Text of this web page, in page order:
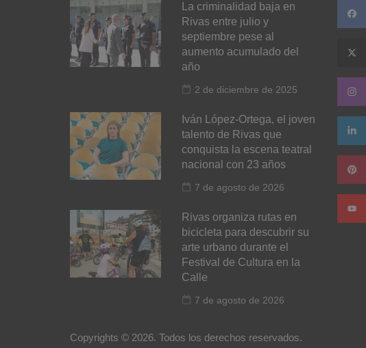
La criminalidad baja en
Rivas entre julio y
septiembre pese al
aumento acumulado del
año
2 de diciembre de 2025
Iván López-Ortega, el joven
talento de Rivas que
conquista la escena teatral
nacional con 23 años
7 de agosto de 2026
Rivas organiza rutas en
bicicleta para descubrir su
arte urbano durante el
Festival de Cultura en la
Calle
7 de agosto de 2026
Copyrights © 2026. Todos los derechos reservados.